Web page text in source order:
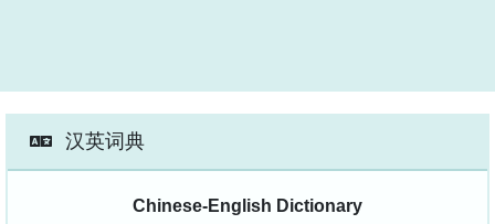
汉英词典
Chinese-English Dictionary